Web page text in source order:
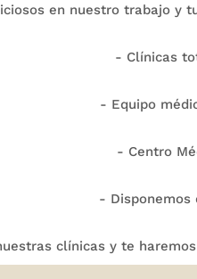
en nuestro trabajo y
- Clínicas
- Equipo
- Centro
- Disponemos
clínicas y te